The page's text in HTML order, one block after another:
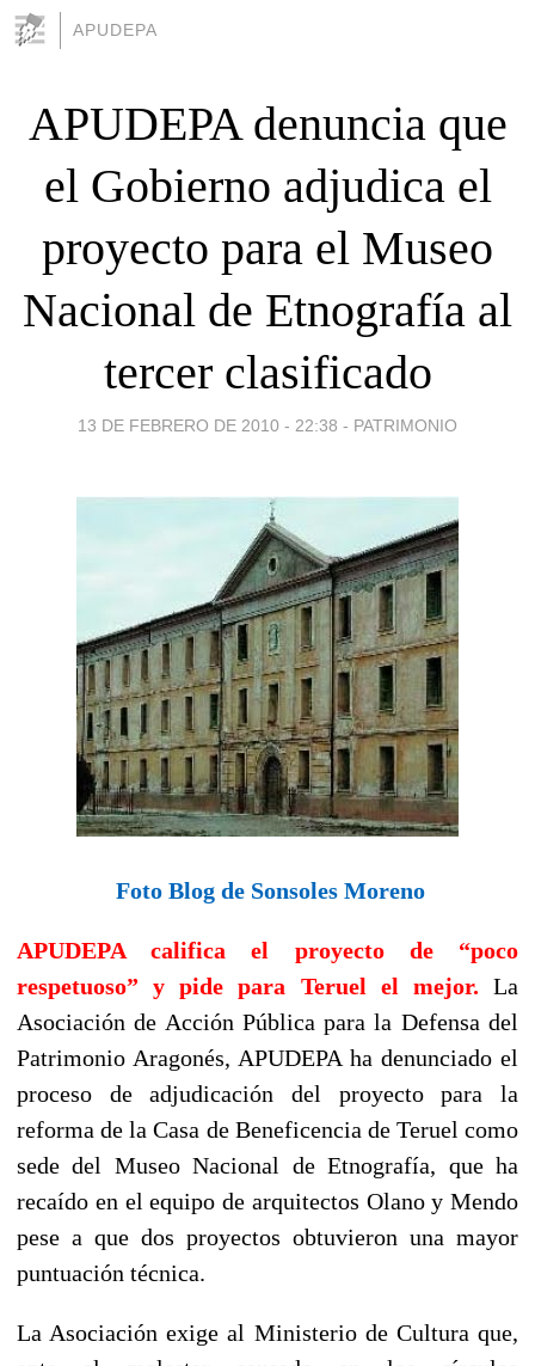
APUDEPA
APUDEPA denuncia que
el Gobierno adjudica el
proyecto para el Museo
Nacional de Etnografía al
tercer clasificado
13 DE FEBRERO DE 2010 - 22:38 - PATRIMONIO
Foto Blog de Sonsoles Moreno
APUDEPA califica el proyecto de “poco
respetuoso” y pide para Teruel el mejor. La
Asociación de Acción Pública para la Defensa del
Patrimonio Aragonés, APUDEPA ha denunciado el
proceso de adjudicación del proyecto para la
reforma de la Casa de Beneficencia de Teruel como
sede del Museo Nacional de Etnografía, que ha
recaído en el equipo de arquitectos Olano y Mendo
pese a que dos proyectos obtuvieron una mayor
puntuación técnica.
La Asociación exige al Ministerio de Cultura que,